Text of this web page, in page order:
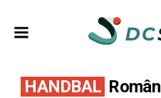
HANDBAL